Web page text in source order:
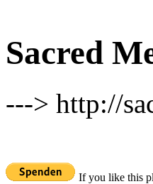
Sacred
---> http://
If you like this